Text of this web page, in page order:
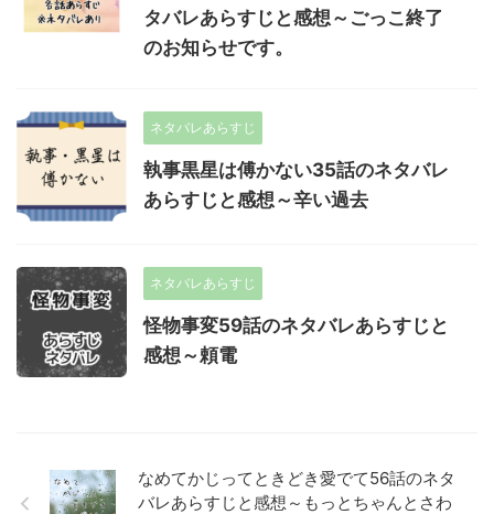
タバレあらすじと感想～ごっこ終了
のお知らせです。
ネタバレあらすじ
執事黒星は傅かない35話のネタバレ
あらすじと感想～辛い過去
ネタバレあらすじ
怪物事変59話のネタバレあらすじと
感想～頼電
なめてかじってときどき愛でて56話のネタ
バレあらすじと感想～もっとちゃんとさわ